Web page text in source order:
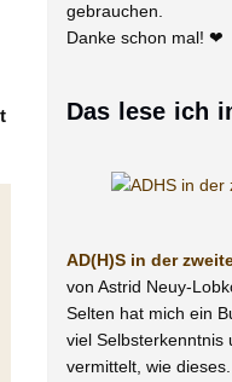
gebrauchen.
Danke schon mal! ❤
Das lese ich
AD(H)S in der
von Astrid Neuy-
Selten hat mich ein
viel Selbsterkenntnis
vermittelt, wie